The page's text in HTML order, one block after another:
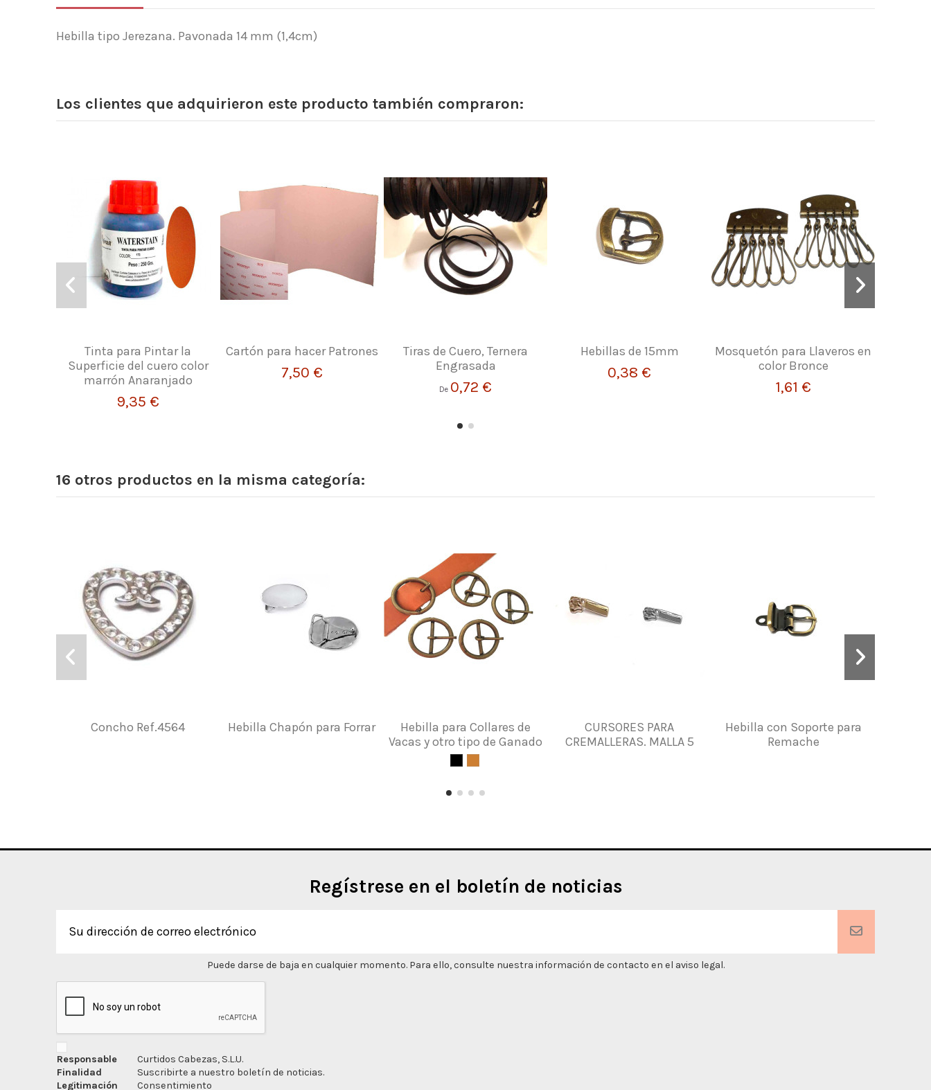
Hebilla tipo Jerezana. Pavonada 14 mm (1,4cm)
Los clientes que adquirieron este producto también compraron:
Tinta para Pintar la
Superficie del cuero color
marrón Anaranjado
9,35 €
Cartón para hacer Patrones
7,50 €
Tiras de Cuero, Ternera
Engrasada
De 0,72 €
Hebillas de 15mm
0,38 €
Mosquetón para Llaveros en
color Bronce
1,61 €
16 otros productos en la misma categoría:
Concho Ref.4564 Hebilla Chapón para Forrar
Hebilla para Collares de
Vacas y otro tipo de Ganado
CURSORES PARA
CREMALLERAS. MALLA 5
Hebilla con Soporte para
Remache
Regístrese en el boletín de noticias
Puede darse de baja en cualquier momento. Para ello, consulte nuestra información de contacto en el aviso legal.
Responsable
Curtidos Cabezas, S.L.U.
Finalidad
Suscribirte a nuestro boletín de noticias.
Legitimación
Consentimiento